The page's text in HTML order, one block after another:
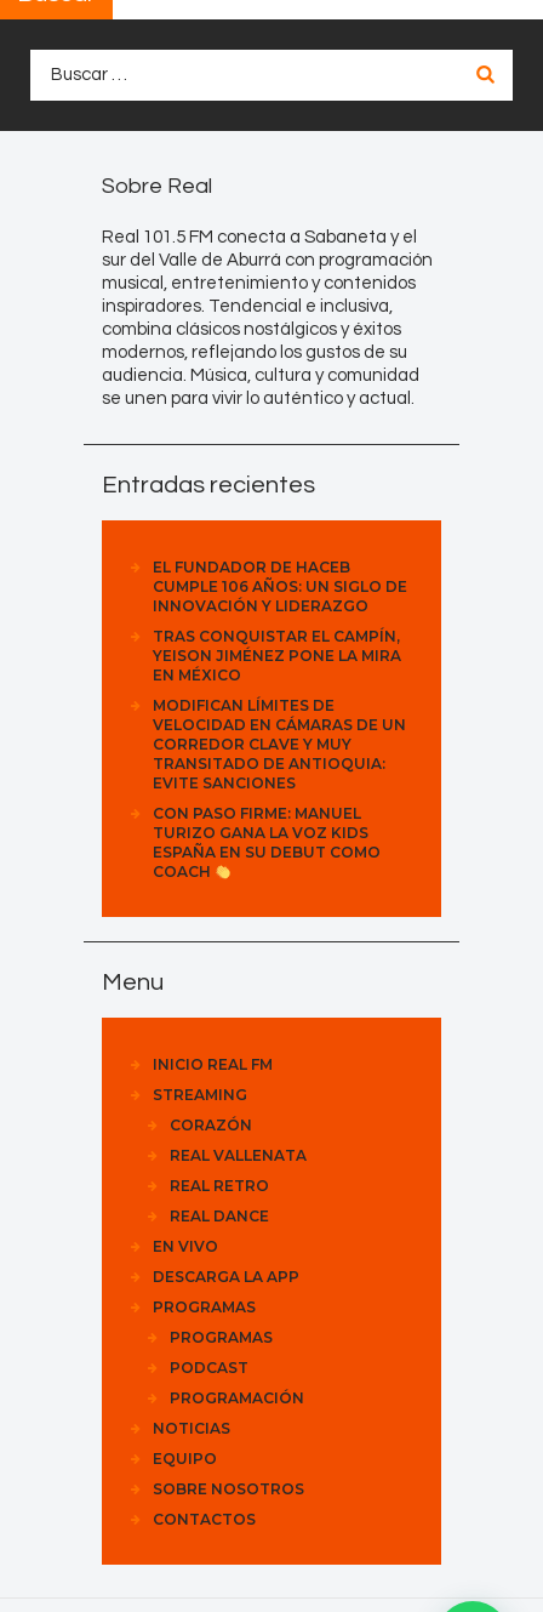
Sobre Real
Real 101.5 FM conecta a Sabaneta y el
sur del Valle de Aburrá con programación
musical, entretenimiento y contenidos
inspiradores. Tendencial e inclusiva,
combina clásicos nostálgicos y éxitos
modernos, reflejando los gustos de su
audiencia. Música, cultura y comunidad
se unen para vivir lo auténtico y actual.
Entradas recientes
EL FUNDADOR DE HACEB
CUMPLE 106 AÑOS: UN SIGLO DE
INNOVACIÓN Y LIDERAZGO
TRAS CONQUISTAR EL CAMPÍN,
YEISON JIMÉNEZ PONE LA MIRA
EN MÉXICO
MODIFICAN LÍMITES DE
VELOCIDAD EN CÁMARAS DE UN
CORREDOR CLAVE Y MUY
TRANSITADO DE ANTIOQUIA:
EVITE SANCIONES
CON PASO FIRME: MANUEL
TURIZO GANA LA VOZ KIDS
ESPAÑA EN SU DEBUT COMO
COACH
Menu
INICIO REAL FM
STREAMING
CORAZÓN
REAL VALLENATA
REAL RETRO
REAL DANCE
EN VIVO
DESCARGA LA APP
PROGRAMAS
PROGRAMAS
PODCAST
PROGRAMACIÓN
NOTICIAS
EQUIPO
SOBRE NOSOTROS
CONTACTOS